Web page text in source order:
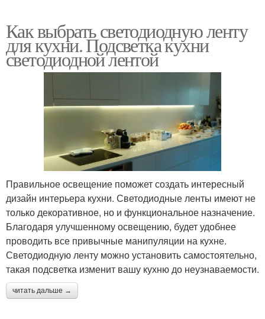
Как выбрать светодиодную ленту
для кухни. Подсветка кухни
светодиодной лентой
Правильное освещение поможет создать интересный
дизайн интерьера кухни. Светодиодные ленты имеют не
только декоративное, но и функциональное назначение.
Благодаря улучшенному освещению, будет удобнее
проводить все привычные манипуляции на кухне.
Светодиодную ленту можно установить самостоятельно,
такая подсветка изменит вашу кухню до неузнаваемости.
читать дальше →